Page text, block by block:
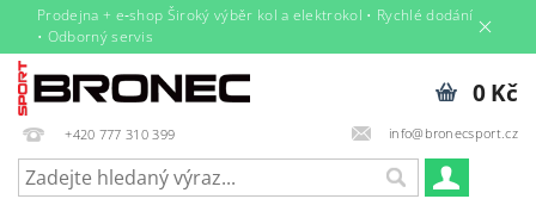
Prodejna + e‑shop Široký výběr kol a elektrokol • Rychlé dodání
• Odborný servis
+420 777 310 399 info@bronecsport.cz
0 Kč